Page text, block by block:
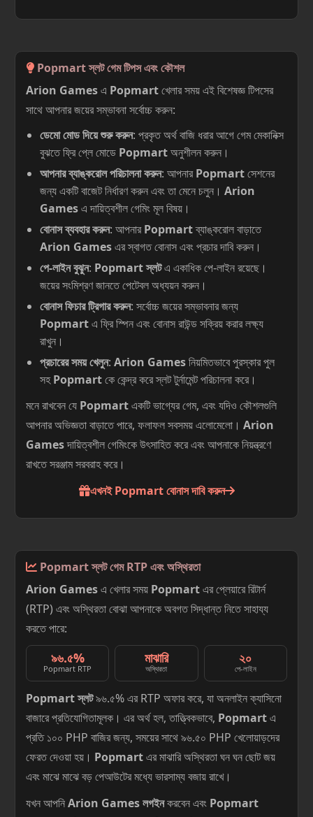
Popmart স্লট গেম টিপস এবং কৌশল
Arion Gamesএ Popmartখেলার সময় এই বিশেষজ্ঞ টিপসের
সাথে আপনার জয়ের সম্ভাবনা সর্বোচ্চ করুন:
ডেমো মোড দিয়ে শুরু করুন: প্রকৃত অর্থ বাজি ধরার আগে গেম মেকানিক্স
বুঝতে ফ্রি প্লে মোডে Popmartঅনুশীলন করুন।
আপনার ব্যাঙ্করোল পরিচালনা করুন: আপনারPopmartসেশনের
জন্য একটি বাজেট নির্ধারণ করুন এবং তা মেনে চলুন। Arion
Gamesএ দায়িত্বশীল গেমিং মূল বিষয়।
বোনাস ব্যবহার করুন: আপনারPopmartব্যাঙ্করোল বাড়াতে
Arion Gamesএর স্বাগত বোনাস এবং প্রচার দাবি করুন।
পে-লাইন বুঝুন: Popmart স্লটএ একাধিক পে-লাইন রয়েছে।
জয়ের সংমিশ্রণ জানতে পেটেবল অধ্যয়ন করুন।
বোনাস ফিচার ট্রিগার করুন: সর্বোচ্চ জয়ের সম্ভাবনার জন্য
Popmartএ ফ্রি স্পিন এবং বোনাস রাউন্ড সক্রিয় করার লক্ষ্য
রাখুন।
প্রচারের সময় খেলুন: Arion Gamesনিয়মিতভাবে পুরস্কার পুল
সহPopmartকে কেন্দ্র করে স্লট টুর্নামেন্ট পরিচালনা করে।
মনে রাখবেন যে Popmartএকটি ভাগ্যের গেম, এবং যদিও কৌশলগুলি
আপনার অভিজ্ঞতা বাড়াতে পারে, ফলাফল সবসময় এলোমেলো। Arion
Gamesদায়িত্বশীল গেমিংকে উৎসাহিত করে এবং আপনাকে নিয়ন্ত্রণে
রাখতে সরঞ্জাম সরবরাহ করে।
এখনই Popmart বোনাস দাবি করুন
Popmart স্লট গেম RTP এবং অস্থিরতা
Arion Gamesএ খেলার সময় Popmartএর প্লেয়ারে রিটার্ন
(RTP) এবং অস্থিরতা বোঝা আপনাকে অবগত সিদ্ধান্ত নিতে সাহায্য
করতে পারে:
৯৬.৫%
Popmart RTP
মাঝারি
অস্থিরতা
২০
পে-লাইন
Popmart স্লট৯৬.৫% এর RTP অফার করে, যা অনলাইন ক্যাসিনো
বাজারে প্রতিযোগিতামূলক। এর অর্থ হল, তাত্ত্বিকভাবে, Popmartএ
প্রতি ১০০ PHP বাজির জন্য, সময়ের সাথে ৯৬.৫০ PHP খেলোয়াড়দের
ফেরত দেওয়া হয়। Popmartএর মাঝারি অস্থিরতা ঘন ঘন ছোট জয়
এবং মাঝে মাঝে বড় পেআউটের মধ্যে ভারসাম্য বজায় রাখে।
যখন আপনিArion Games লগইনকরবেন এবং Popmart